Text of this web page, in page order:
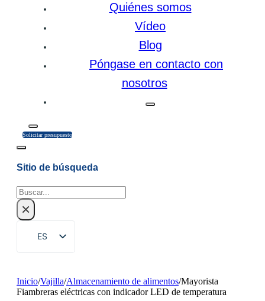
Quiénes somos
Vídeo
Blog
Póngase en contacto con
nosotros
Solicitar presupuesto
Sitio de búsqueda
Buscar
×
ES
EN
FR
Inicio/Vajilla/Almacenamiento de alimentos/Mayorista
Fiambreras eléctricas con indicador LED de temperatura